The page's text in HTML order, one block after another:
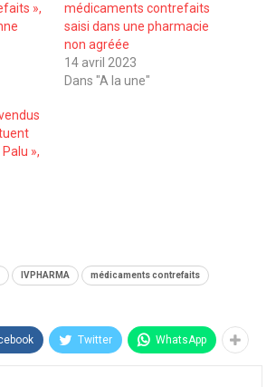
»,
médicaments contrefaits
saisi dans une pharmacie
non agréée
14 avril 2023
Dans "A la une"
»,
IVPHARMA médicaments contrefaits
Twitter WhatsApp